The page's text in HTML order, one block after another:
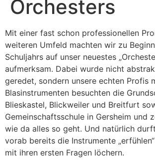
Orchesters
Mit einer fast schon professionellen
weiteren Umfeld machten wir zu
Schuljahrs auf unser neuestes
aufmerksam. Dabei wurde nicht
geredet, sondern unsere echten Profis
Blasinstrumenten besuchten die
Blieskastel, Blickweiler und Breitfurt
Gemeinschaftsschule in Gersheim und
wie da alles so geht. Und natürlich
vorab bereits die Instrumente
mit ihren ersten Fragen löchern.